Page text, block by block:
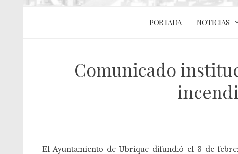
PORTADA NOTICIAS
Comunicado
El Ayuntamiento de Ubrique difundió el 3 de